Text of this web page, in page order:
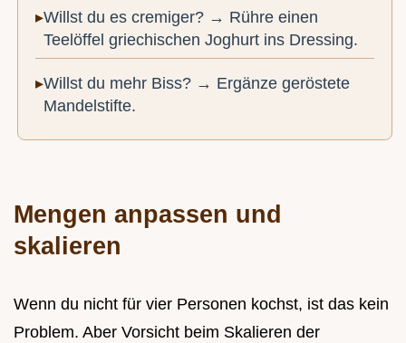
Willst du es cremiger? → Rühre einen
Teelöffel griechischen Joghurt ins Dressing.
Willst du mehr Biss? → Ergänze geröstete
Mandelstifte.
Mengen anpassen und
skalieren
Wenn du nicht für vier Personen kochst, ist das kein
Problem. Aber Vorsicht beim Skalieren der